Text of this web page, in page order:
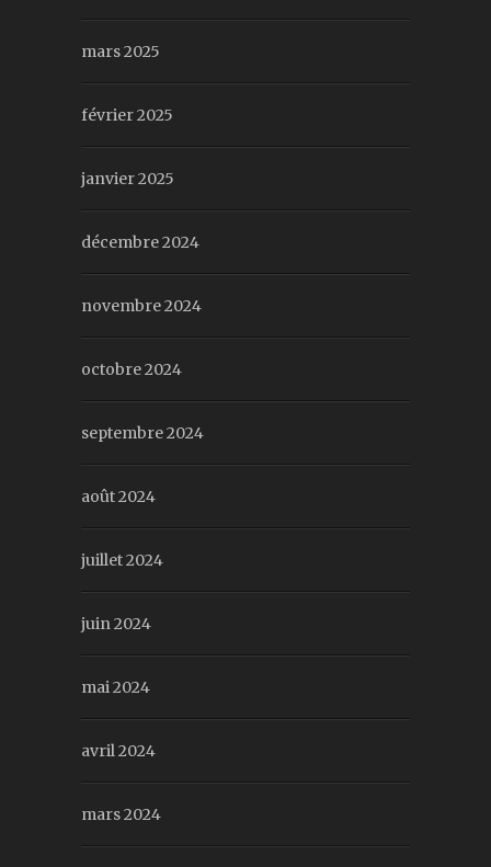
mars 2025
février 2025
janvier 2025
décembre 2024
novembre 2024
octobre 2024
septembre 2024
août 2024
juillet 2024
juin 2024
mai 2024
avril 2024
mars 2024